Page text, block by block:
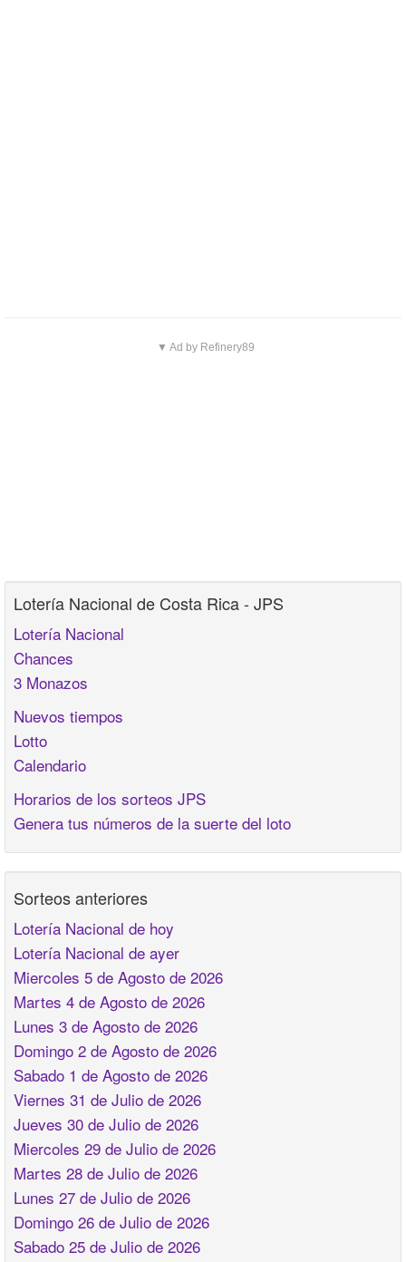
▼ Ad by Refinery89
Lotería Nacional de Costa Rica - JPS
Lotería Nacional
Chances
3 Monazos
Nuevos tiempos
Lotto
Calendario
Horarios de los sorteos JPS
Genera tus números de la suerte del loto
Sorteos anteriores
Lotería Nacional de hoy
Lotería Nacional de ayer
Miercoles 5 de Agosto de 2026
Martes 4 de Agosto de 2026
Lunes 3 de Agosto de 2026
Domingo 2 de Agosto de 2026
Sabado 1 de Agosto de 2026
Viernes 31 de Julio de 2026
Jueves 30 de Julio de 2026
Miercoles 29 de Julio de 2026
Martes 28 de Julio de 2026
Lunes 27 de Julio de 2026
Domingo 26 de Julio de 2026
Sabado 25 de Julio de 2026